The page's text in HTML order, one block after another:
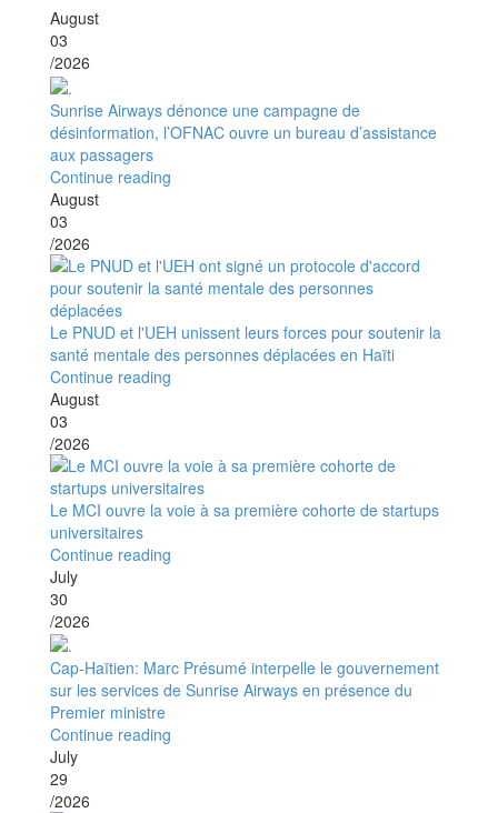
August
03
/2026
Sunrise Airways dénonce une campagne de
désinformation, l’OFNAC ouvre un bureau d’assistance
aux passagers
Continue reading
August
03
/2026
Le PNUD et l'UEH unissent leurs forces pour soutenir la
santé mentale des personnes déplacées en Haïti
Continue reading
August
03
/2026
Le MCI ouvre la voie à sa première cohorte de startups
universitaires
Continue reading
July
30
/2026
Cap-Haïtien: Marc Présumé interpelle le gouvernement
sur les services de Sunrise Airways en présence du
Premier ministre
Continue reading
July
29
/2026